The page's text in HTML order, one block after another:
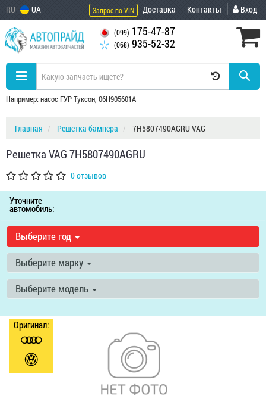
RU UA Запрос по VIN Доставка Контакты Вход
(099) 175-47-87
(068) 935-52-32
Например: насос ГУР Туксон, 06H905601A
Главная Решетка бампера 7H5807490AGRU VAG
Решетка VAG 7H5807490AGRU
0 отзывов
Уточните
автомобиль:
Выберите год
Выберите марку
Выберите модель
Оригинал: